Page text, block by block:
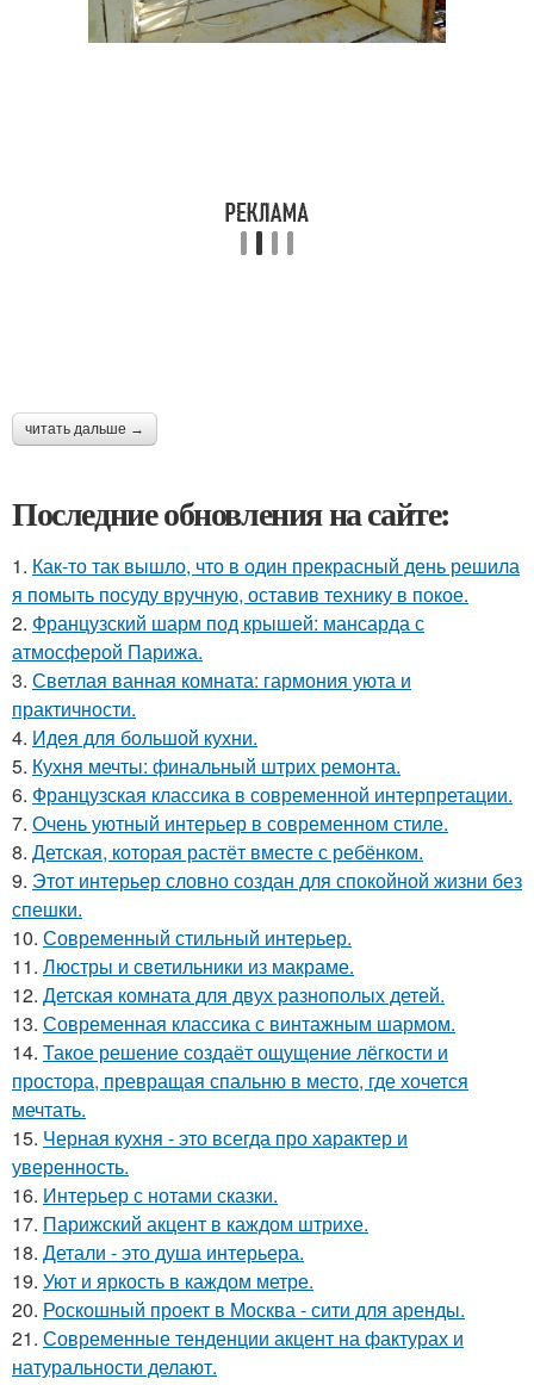
читать дальше →
Последние обновления на сайте:
1. Как-то так вышло, что в один прекрасный день решила
я помыть посуду вручную, оставив технику в покое.
2. Французский шарм под крышей: мансарда с
атмосферой Парижа.
3. Светлая ванная комната: гармония уюта и
практичности.
4. Идея для большой кухни.
5. Кухня мечты: финальный штрих ремонта.
6. Французская классика в современной интерпретации.
7. Очень уютный интерьер в современном стиле.
8. Детская, которая растёт вместе с ребёнком.
9. Этот интерьер словно создан для спокойной жизни без
спешки.
10. Современный стильный интерьер.
11. Люстры и светильники из макраме.
12. Детская комната для двух разнополых детей.
13. Современная классика с винтажным шармом.
14. Такое решение создаёт ощущение лёгкости и
простора, превращая спальню в место, где хочется
мечтать.
15. Черная кухня - это всегда про характер и
уверенность.
16. Интерьер с нотами сказки.
17. Парижский акцент в каждом штрихе.
18. Детали - это душа интерьера.
19. Уют и яркость в каждом метре.
20. Роскошный проект в Москва - сити для аренды.
21. Современные тенденции акцент на фактурах и
натуральности делают.